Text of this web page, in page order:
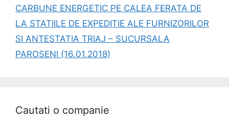
CARBUNE ENERGETIC PE CALEA FERATA DE
LA STATIILE DE EXPEDITIE ALE FURNIZORILOR
SI ANTESTATIA TRIAJ – SUCURSALA
PAROSENI (16.01.2018)
Cautati o companie